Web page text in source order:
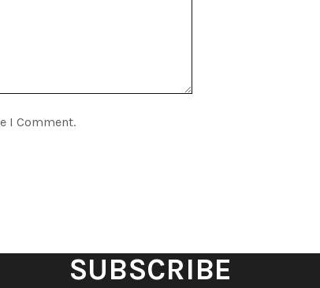
I Comment.
SUBSCRIBE